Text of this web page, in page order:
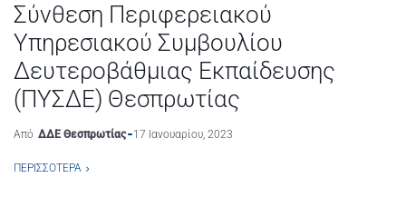
Σύνθεση Περιφερειακού
Υπηρεσιακού Συμβουλίου
Δευτεροβάθμιας Εκπαίδευσης
(ΠΥΣΔΕ) Θεσπρωτίας
Από ΔΔΕ Θεσπρωτίας 17 Ιανουαρίου, 2023
ΠΕΡΙΣΣΌΤΕΡΑ